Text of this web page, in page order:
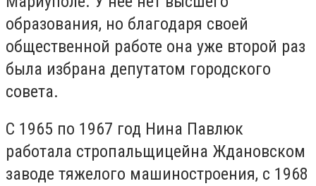
образования, но благодаря своей
общественной работе она уже второй раз
была избрана депутатом городского
совета.
С 1965 по 1967 год Нина Павлюк
работала стропальщицейна Ждановском
заводе тяжелого машиностроения, с 1968